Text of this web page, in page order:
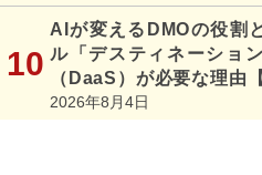
AIが変えるDMOの役
ル「デスティネーショ
（DaaS）が必要な理由
2026年8月4日